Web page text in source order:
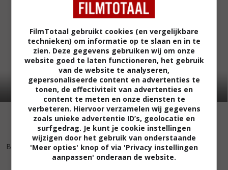
6,7
Bopha! (1993)
FilmTotaal gebruikt cookies (en vergelijkbare
technieken) om informatie op te slaan en in te
zien. Deze gegevens gebruiken wij om onze
website goed te laten functioneren, het gebruik
van de website te analyseren,
gepersonaliseerde content en advertenties te
tonen, de effectiviteit van advertenties en
content te meten en onze diensten te
verbeteren. Hiervoor verzamelen wij gegevens
zoals unieke advertentie ID’s, geolocatie en
surfgedrag. Je kunt je cookie instellingen
wijzigen door het gebruik van onderstaande
'Meer opties' knop of via 'Privacy instellingen
aanpassen' onderaan de website.